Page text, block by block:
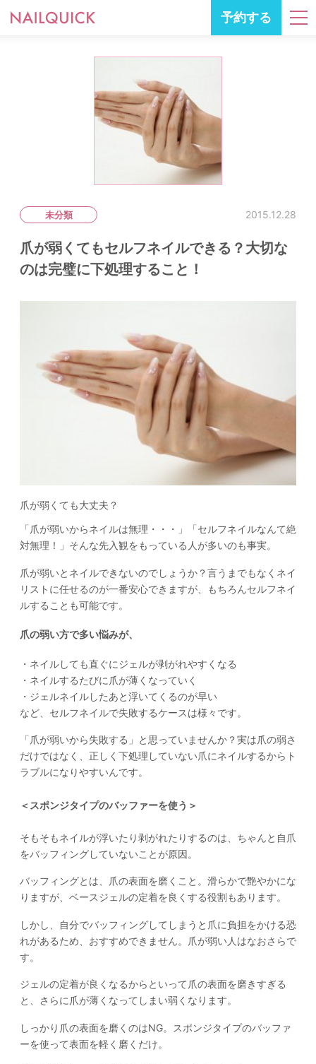
予約する
未分類 2015.12.28
爪が弱くてもセルフネイルできる？大切な
のは完璧に下処理すること！
爪が弱くても大丈夫？
「爪が弱いからネイルは無理・・・」「セルフネイルなんて絶
対無理！」そんな先入観をもっている人が多いのも事実。
爪が弱いとネイルできないのでしょうか？言うまでもなくネイ
リストに任せるのが一番安心できますが、もちろんセルフネイ
ルすることも可能です。
爪の弱い方で多い悩みが、
・ネイルしても直ぐにジェルが剥がれやすくなる
・ネイルするたびに爪が薄くなっていく
・ジェルネイルしたあと浮いてくるのが早い
など、セルフネイルで失敗するケースは様々です。
「爪が弱いから失敗する」と思っていませんか？実は爪の弱さ
だけではなく、正しく下処理していない爪にネイルするからト
ラブルになりやすいんです。
＜スポンジタイプのバッファーを使う＞
そもそもネイルが浮いたり剥がれたりするのは、ちゃんと自爪
をバッフィングしていないことが原因。
バッフィングとは、爪の表面を磨くこと。滑らかで艶やかにな
りますが、ベースジェルの定着を良くする役割もあります。
しかし、自分でバッフィングしてしまうと爪に負担をかける恐
れがあるため、おすすめできません。爪が弱い人はなおさらで
す。
ジェルの定着が良くなるからといって爪の表面を磨きすぎる
と、さらに爪が薄くなってしまい弱くなります。
しっかり爪の表面を磨くのはNG。スポンジタイプのバッファ
ーを使って表面を軽く磨くだけ。